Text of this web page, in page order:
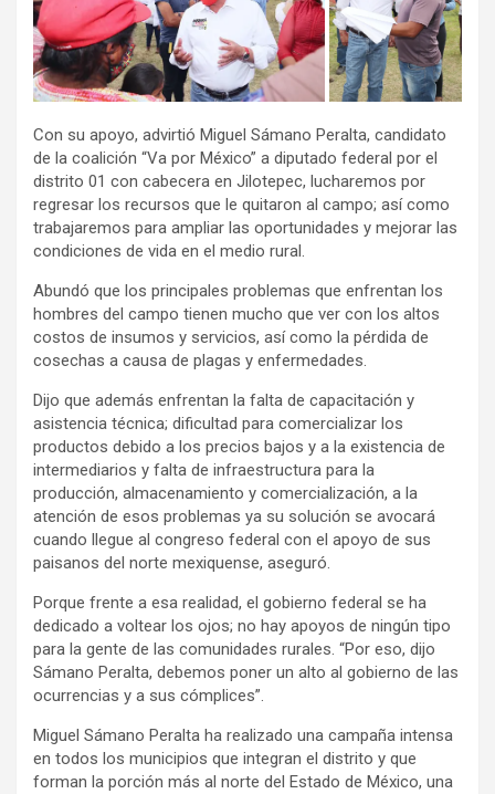
Con su apoyo, advirtió Miguel Sámano Peralta, candidato
de la coalición “Va por México” a diputado federal por el
distrito 01 con cabecera en Jilotepec, lucharemos por
regresar los recursos que le quitaron al campo; así como
trabajaremos para ampliar las oportunidades y mejorar las
condiciones de vida en el medio rural.
Abundó que los principales problemas que enfrentan los
hombres del campo tienen mucho que ver con los altos
costos de insumos y servicios, así como la pérdida de
cosechas a causa de plagas y enfermedades.
Dijo que además enfrentan la falta de capacitación y
asistencia técnica; dificultad para comercializar los
productos debido a los precios bajos y a la existencia de
intermediarios y falta de infraestructura para la
producción, almacenamiento y comercialización, a la
atención de esos problemas ya su solución se avocará
cuando llegue al congreso federal con el apoyo de sus
paisanos del norte mexiquense, aseguró.
Porque frente a esa realidad, el gobierno federal se ha
dedicado a voltear los ojos; no hay apoyos de ningún tipo
para la gente de las comunidades rurales. “Por eso, dijo
Sámano Peralta, debemos poner un alto al gobierno de las
ocurrencias y a sus cómplices”.
Miguel Sámano Peralta ha realizado una campaña intensa
en todos los municipios que integran el distrito y que
forman la porción más al norte del Estado de México, una